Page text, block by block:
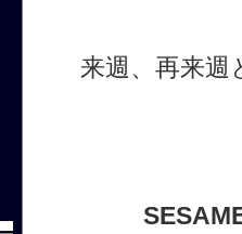
来週、再来